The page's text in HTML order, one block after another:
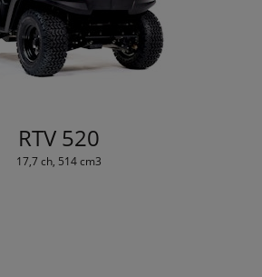
RTV 520
17,7 ch, 514 cm3